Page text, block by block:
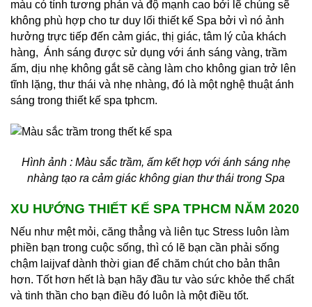
màu có tính tương phản và độ mạnh cao bởi lẽ chúng sẽ
không phù hợp cho tư duy lối thiết kế Spa bởi vì nó ảnh
hưởng trực tiếp đến cảm giác, thị giác, tâm lý của khách
hàng, Ánh sáng được sử dụng với ánh sáng vàng, trầm
ấm, dịu nhẹ không gắt sẽ càng làm cho không gian trở lên
tĩnh lặng, thư thái và nhẹ nhàng, đó là một nghệ thuật ánh
sáng trong thiết kế spa tphcm.
Hình ảnh : Màu sắc trầm, ấm kết hợp với ánh sáng nhẹ
nhàng tạo ra cảm giác không gian thư thái trong Spa
XU HƯỚNG THIẾT KẾ SPA TPHCM NĂM 2020
Nếu như mệt mỏi, căng thẳng và liên tục Stress luôn làm
phiền bạn trong cuộc sống, thì có lẽ bạn cần phải sống
chậm laijvaf dành thời gian để chăm chút cho bản thân
hơn. Tốt hơn hết là bạn hãy đầu tư vào sức khỏe thể chất
và tinh thần cho bạn điều đó luôn là một điều tốt.